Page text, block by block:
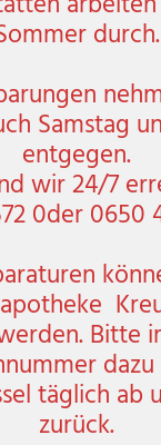
durch.
Samstag
entgegen.
wir 24/7
0der 0650
Bitte
täglich ab
zurück.